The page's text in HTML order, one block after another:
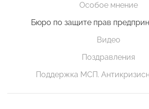
Особое мнение
Бюро по защите прав
Видео
Поздравления
Поддержка МСП.